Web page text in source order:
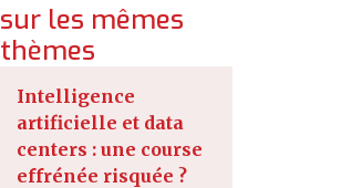
sur les mêmes
thèmes
Intelligence
artificielle et data
centers : une course
effrénée risquée ?